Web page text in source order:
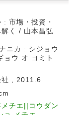
: 市場・投資・
く / 山本昌弘
ニカ : シジョウ
ョウ オ ヨミト
, 2011.6
チエ||コウダン